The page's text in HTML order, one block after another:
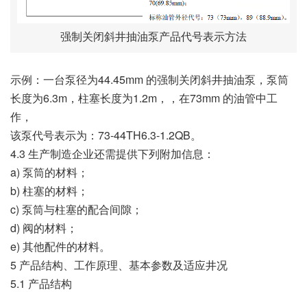
强制关闭斜井抽油泵产品代号表示方法
示例：一台泵径为44.45mm 的强制关闭斜井抽油泵，泵筒
长度为6.3m，柱塞长度为1.2m，，在73mm 的油管中工
作，
该泵代号表示为：73-44TH6.3-1.2QB。
4.3 生产制造企业还需提供下列附加信息：
a) 泵筒的材料；
b) 柱塞的材料；
c) 泵筒与柱塞的配合间隙；
d) 阀的材料；
e) 其他配件的材料。
5 产品结构、工作原理、基本参数及适应井况
5.1 产品结构